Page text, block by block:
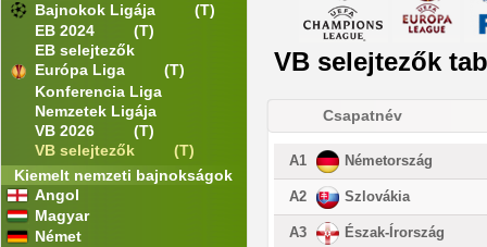
Bajnokok Ligája
(T)
EB 2024
(T)
EB selejtezők
Európa Liga
(T)
Konferencia Liga
Nemzetek Ligája
VB 2026
(T)
VB selejtezők
(T)
Kiemelt nemzeti bajnokságok
Angol
Magyar
Német
VB selejtezők
Csapatnév
A1 Németország
A2 Szlovákia
A3 Észak-Írország